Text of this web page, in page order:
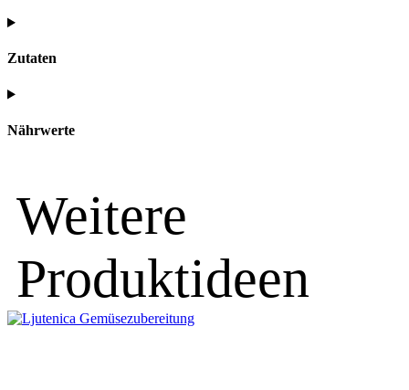
Zutaten
Nährwerte
Weitere
Produktideen